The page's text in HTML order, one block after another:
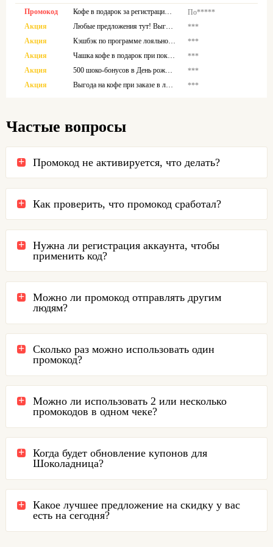
Промокод
По*****
Акция
***
Акция
***
Акция
***
Акция
***
Акция
***
Частые вопросы
Промокод не активируется, что делать?
Как проверить, что промокод сработал?
Нужна ли регистрация аккаунта, чтобы
применить код?
Можно ли промокод отправлять другим
людям?
Сколько раз можно использовать один
промокод?
Можно ли использовать 2 или несколько
промокодов в одном чеке?
Когда будет обновление купонов для
Шоколадница?
Какое лучшее предложение на скидку у вас
есть на сегодня?